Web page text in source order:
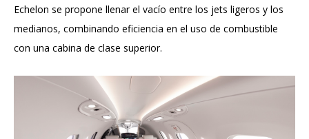
Echelon se propone llenar el vacío entre los jets ligeros y los
medianos, combinando eficiencia en el uso de combustible
con una cabina de clase superior.